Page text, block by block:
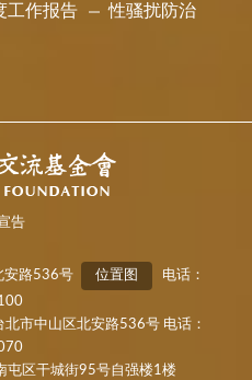
工作报告 性骚扰防治
告
安路536号 位置图
电话：
市中山区北安路536号 电话：
屯区干城街95号自强楼1楼